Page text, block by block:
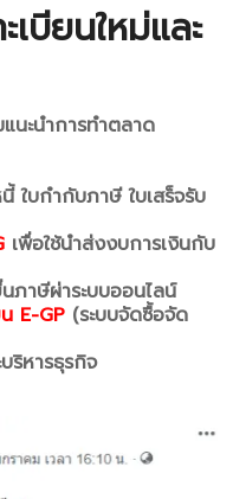
บียนใหม่และ
นะนำการทำตลาด
ใบกำกับภาษี ใบเสร็จรับ
เพื่อใช้นำส่งงบการเงินกับ
ภาษีผ่าระบบออนไลน์
E-GP (ระบบจัดซื้อจัด
ริหารธุรกิจ